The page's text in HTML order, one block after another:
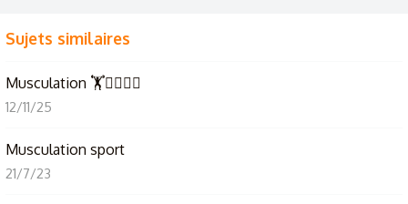
Sujets similaires
Musculation 🏋️🏋️‍♀️🏋️‍♂️
12/11/25
Musculation sport
21/7/23